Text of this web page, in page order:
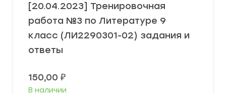
[20.04.2023] Тренировочная
работа №3 по Литературе 9
класс (ЛИ2290301-02) задания и
ответы
150,00 ₽
В наличии